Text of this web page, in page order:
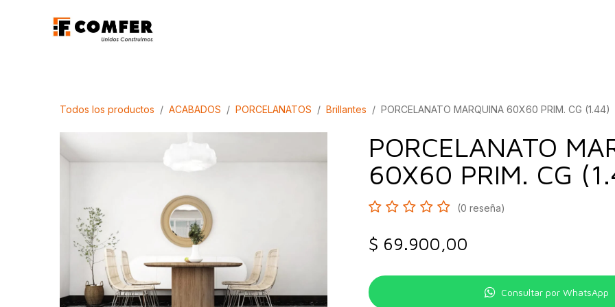
Todos los productos ACABADOS PORCELANATOS Brillantes PORCELANATO MARQUINA 60X60 PRIM. CG (1.44)
PORCELANATO
60X60 PRIM. CG
(0 reseña)
$ 69.900,00
Consultar por WhatsApp